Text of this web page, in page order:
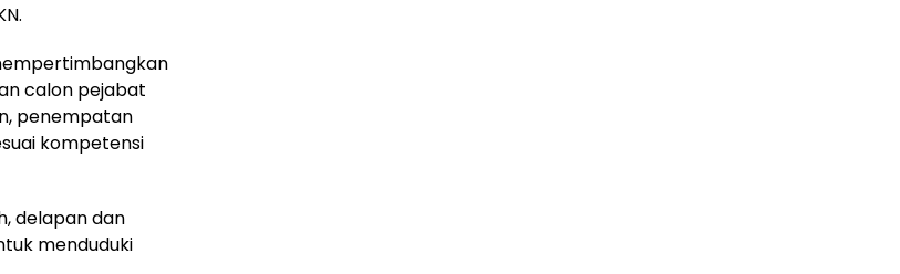
calon pejabat
penempatan
kompetensi
delapan dan
menduduki